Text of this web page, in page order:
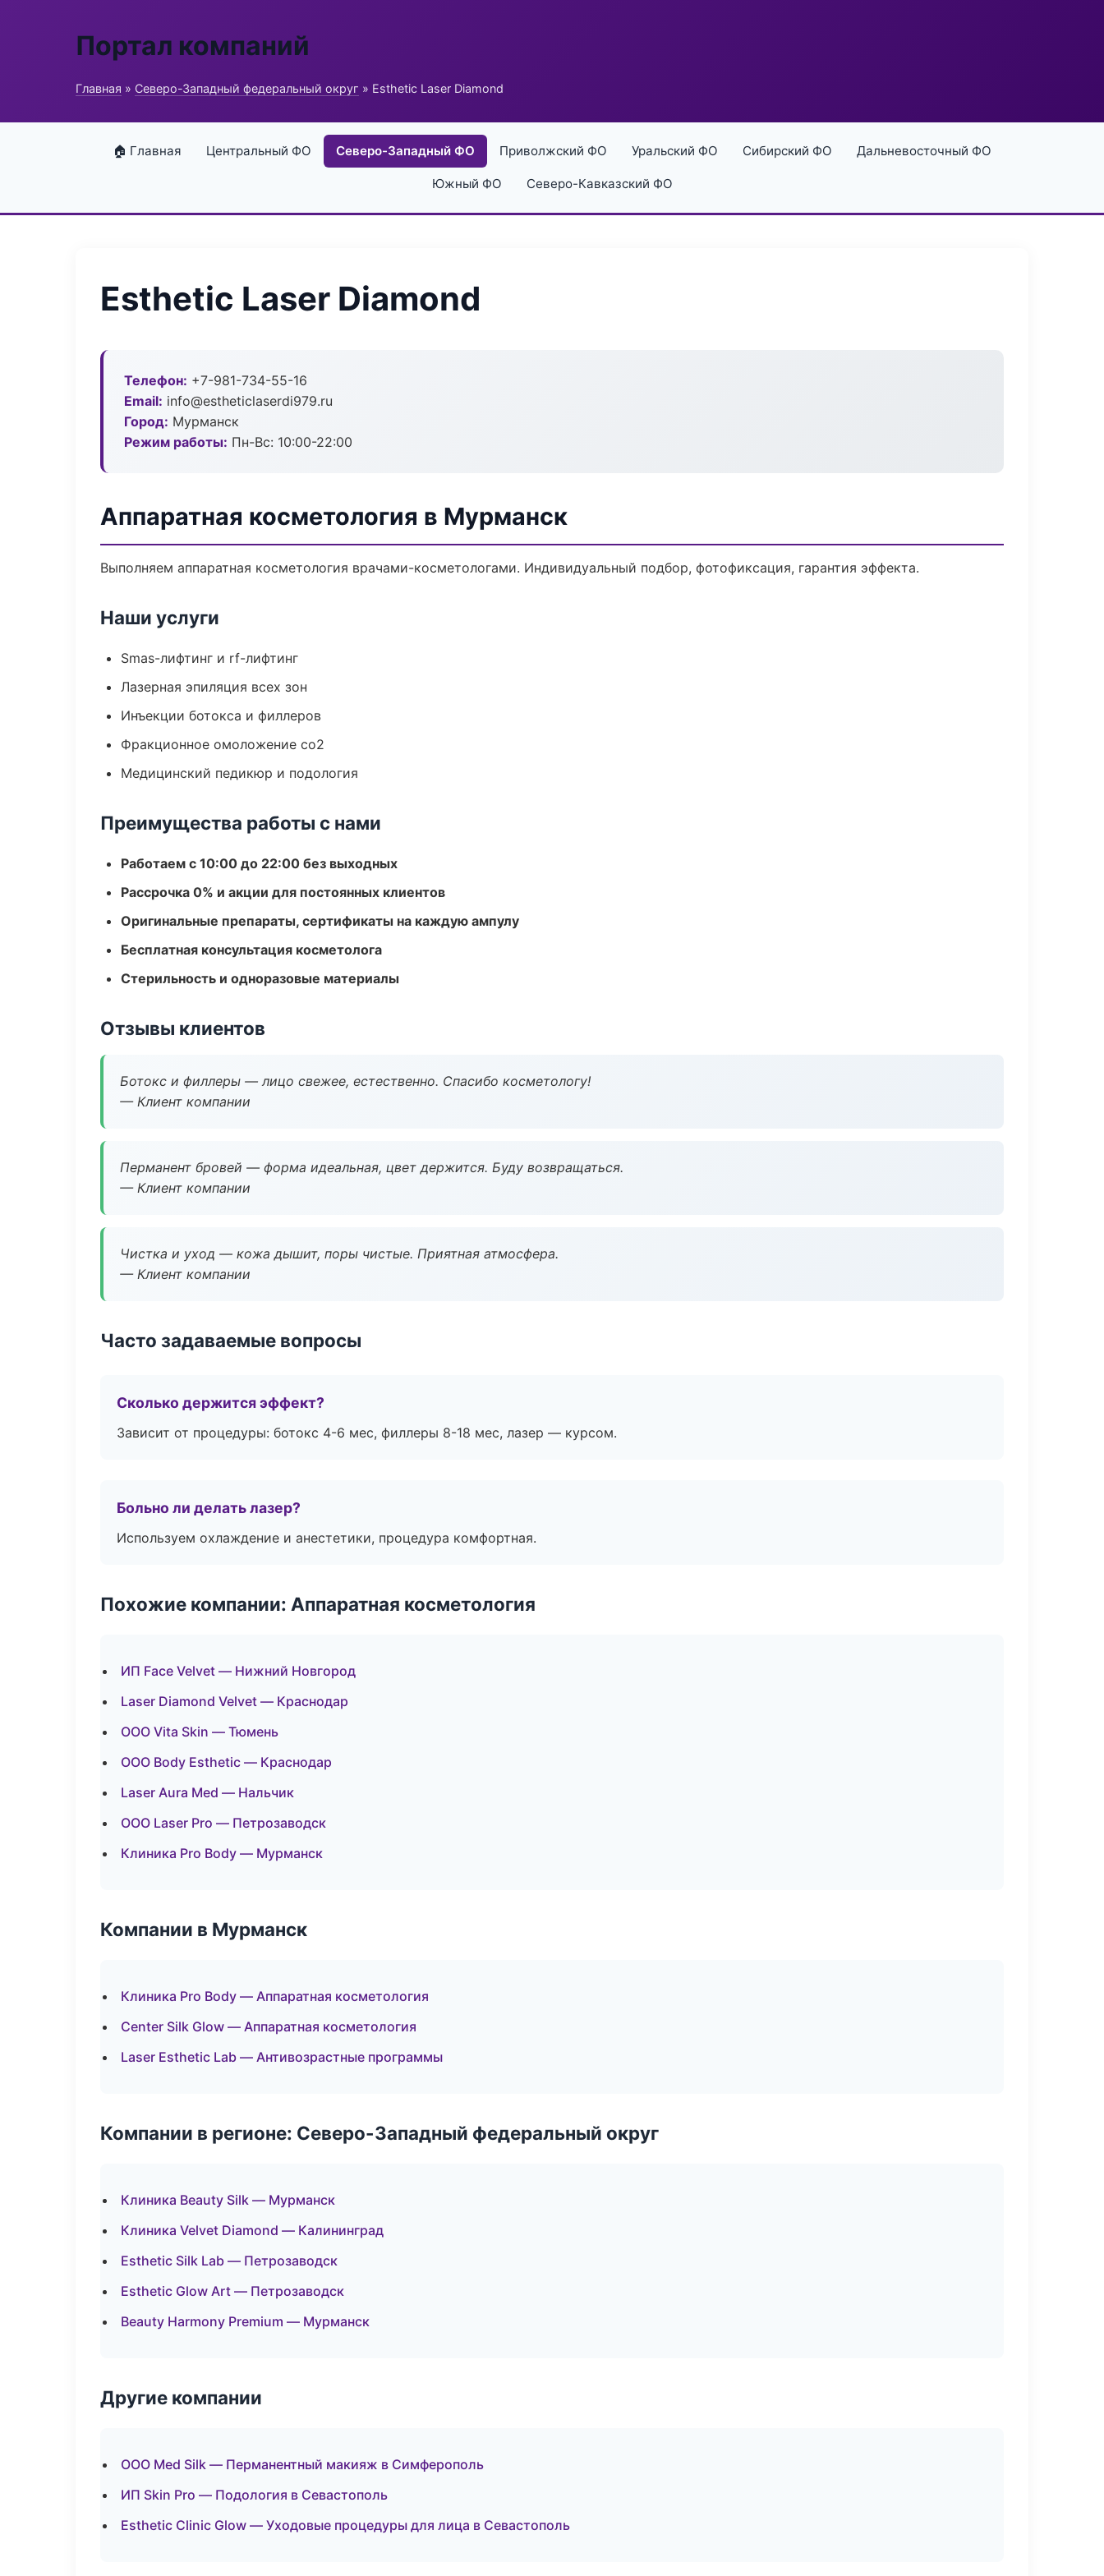
Портал компаний
Главная » Северо-Западный федеральный округ » Esthetic Laser Diamond
🏠 Главная Центральный ФО Северо-Западный ФО Приволжский ФО Уральский ФО Сибирский ФО Дальневосточный ФО
Южный ФО Северо-Кавказский ФО
Esthetic Laser Diamond
Телефон: +7-981-734-55-16
Email: info@estheticlaserdi979.ru
Город: Мурманск
Режим работы: Пн-Вс: 10:00-22:00
Аппаратная косметология в Мурманск
Выполняем аппаратная косметология врачами-косметологами. Индивидуальный подбор, фотофиксация, гарантия эффекта.
Наши услуги
Smas-лифтинг и rf-лифтинг
Лазерная эпиляция всех зон
Инъекции ботокса и филлеров
Фракционное омоложение co2
Медицинский педикюр и подология
Преимущества работы с нами
Работаем с 10:00 до 22:00 без выходных
Рассрочка 0% и акции для постоянных клиентов
Оригинальные препараты, сертификаты на каждую ампулу
Бесплатная консультация косметолога
Стерильность и одноразовые материалы
Отзывы клиентов
Ботокс и филлеры — лицо свежее, естественно. Спасибо косметологу!
— Клиент компании
Перманент бровей — форма идеальная, цвет держится. Буду возвращаться.
— Клиент компании
Чистка и уход — кожа дышит, поры чистые. Приятная атмосфера.
— Клиент компании
Часто задаваемые вопросы
Сколько держится эффект?
Зависит от процедуры: ботокс 4-6 мес, филлеры 8-18 мес, лазер — курсом.
Больно ли делать лазер?
Используем охлаждение и анестетики, процедура комфортная.
Похожие компании: Аппаратная косметология
ИП Face Velvet — Нижний Новгород
Laser Diamond Velvet — Краснодар
ООО Vita Skin — Тюмень
ООО Body Esthetic — Краснодар
Laser Aura Med — Нальчик
ООО Laser Pro — Петрозаводск
Клиника Pro Body — Мурманск
Компании в Мурманск
Клиника Pro Body — Аппаратная косметология
Center Silk Glow — Аппаратная косметология
Laser Esthetic Lab — Антивозрастные программы
Компании в регионе: Северо-Западный федеральный округ
Клиника Beauty Silk — Мурманск
Клиника Velvet Diamond — Калининград
Esthetic Silk Lab — Петрозаводск
Esthetic Glow Art — Петрозаводск
Beauty Harmony Premium — Мурманск
Другие компании
ООО Med Silk — Перманентный макияж в Симферополь
ИП Skin Pro — Подология в Севастополь
Esthetic Clinic Glow — Уходовые процедуры для лица в Севастополь